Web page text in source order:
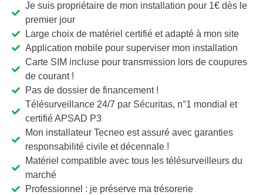
Je suis propriétaire de mon installation pour 1€ dès le
premier jour
Large choix de matériel certifié et adapté à mon site
Application mobile pour superviser mon installation
Carte SIM incluse pour transmission lors de coupures
de courant !
Pas de dossier de financement !
Télésurveillance 24/7 par Sécuritas, n°1 mondial et
certifié APSAD P3
Mon installateur Tecneo est assuré avec garanties
responsabilité civile et décennale !
Matériel compatible avec tous les télésurveilleurs du
marché
Professionnel : je préserve ma trésorerie